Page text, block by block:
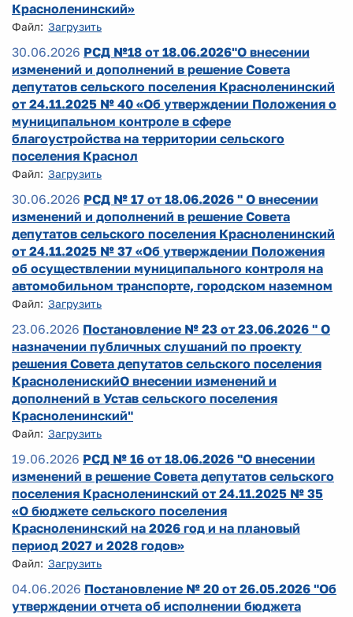
Красноленинский»
Файл: Загрузить
30.06.2026 РСД №18 от 18.06.2026"О внесении
изменений и дополнений в решение Совета
депутатов сельского поселения Красноленинский
от 24.11.2025 № 40 «Об утверждении Положения о
муниципальном контроле в сфере
благоустройства на территории сельского
поселения Краснол
Файл: Загрузить
30.06.2026 РСД № 17 от 18.06.2026 " О внесении
изменений и дополнений в решение Совета
депутатов сельского поселения Красноленинский
от 24.11.2025 № 37 «Об утверждении Положения
об осуществлении муниципального контроля на
автомобильном транспорте, городском наземном
Файл: Загрузить
23.06.2026 Постановление № 23 от 23.06.2026 " О
назначении публичных слушаний по проекту
решения Совета депутатов сельского поселения
КрасноленискийО внесении изменений и
дополнений в Устав сельского поселения
Красноленинский"
Файл: Загрузить
19.06.2026 РСД № 16 от 18.06.2026 "О внесении
изменений в решение Совета депутатов сельского
поселения Красноленинский от 24.11.2025 № 35
«О бюджете сельского поселения
Красноленинский на 2026 год и на плановый
период 2027 и 2028 годов»
Файл: Загрузить
04.06.2026 Постановление № 20 от 26.05.2026 "Об
утверждении отчета об исполнении бюджета